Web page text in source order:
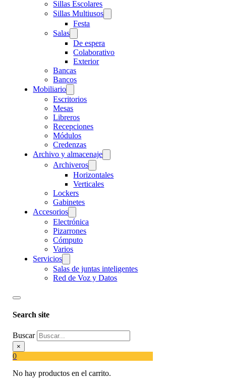
Sillas Escolares
Sillas Multiusos
Festa
Salas
De espera
Colaborativo
Exterior
Bancas
Bancos
Mobiliario
Escritorios
Mesas
Libreros
Recepciones
Módulos
Credenzas
Archivo y almacenaje
Archiveros
Horizontales
Verticales
Lockers
Gabinetes
Accesorios
Electrónica
Pizarrones
Cómputo
Varios
Servicios
Salas de juntas inteligentes
Red de Voz y Datos
Search site
Buscar
×
0
No hay productos en el carrito.